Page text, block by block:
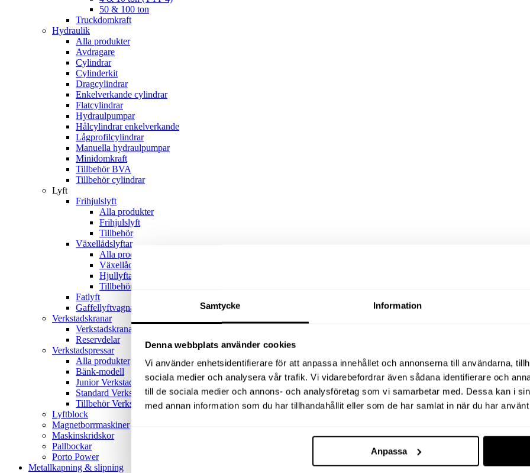
Samtycke Information
Denna webbplats använder cookies
Vi använder enhetsidentifierare för att anpassa innehållet och annonserna till användarna,
sociala medier och analysera vår trafik. Vi vidarebefordrar även sådana identifierare och
till de sociala medier och annons- och analysföretag som vi samarbetar med. Dessa kan i
med annan information som du har tillhandahållit eller som de har samlat in när du har
Anpassa
50 & 100 ton
Truckdomkraft
Hydraulik
Alla produkter
Avdragare
Cylindrar
Cylinderkit
Dragcylindrar
Enkelverkande cylindrar
Flatcylindrar
Hydraulpumpar
Hålcylindrar enkelverkande
Lågprofilcylindrar
Manuella hydraulpumpar
Minidomkraft
Tillbehör BVA
Tillbehör cylindrar
Lyft
Frihjulslyft
Alla produkter
Frihjulslyft
Tillbehör
Växellådslyftar
Alla produkter
Växellådslyftar
Hjullyftar
Tillbehör
Fatlyft
Gaffellyftvagnar
Verkstadskranar
Verkstadskranar
Reservdelar
Verkstadspressar
Alla produkter
Bänk-modell
Junior Verkstadspress
Standard Verkstadspress
Tillbehör Verkstadspressar
Lyftblock
Magnetborrmaskiner
Maskinskridskor
Pallbockar
Porto Power
Metallkapning & slipning